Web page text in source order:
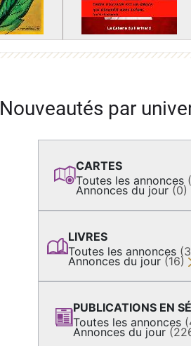
Nouveautés par
CARTES
Toutes les annonces
Annonces du jour (0)
LIVRES
Toutes les annonces
Annonces du jour (16)
PUBLICATIONS EN
Toutes les annonces
Annonces du jour